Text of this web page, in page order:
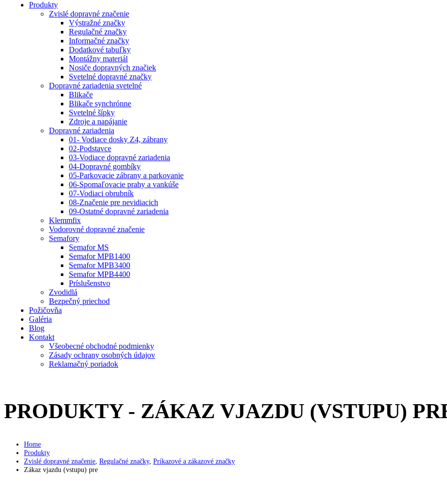
Produkty
Zvislé dopravné značenie
Výstražné značky
Regulačné značky
Informačné značky
Dodatkové tabuľky
Montážny materiál
Nosiče dopravných značiek
Svetelné dopravné značky
Dopravné zariadenia svetelné
Blikače
Blikače synchrónne
Svetelné šípky
Zdroje a napájanie
Dopravné zariadenia
01- Vodiace dosky Z4, zábrany
02-Podstavce
03-Vodiace dopravné zariadenia
04-Dopravné gombíky
05-Parkovacie zábrany a parkovanie
06-Spomaľovacie prahy a vankúše
07-Vodiaci obrubník
08-Značenie pre nevidiacich
09-Ostatné dopravné zariadenia
Klemmfix
Vodorovné dopravné značenie
Semafory
Semafor MS
Semafor MPB1400
Semafor MPB3400
Semafor MPB4400
Príslušenstvo
Zvodidlá
Bezpečný priechod
Požičovňa
Galéria
Blog
Kontakt
Všeobecné obchodné podmienky
Zásady ochrany osobných údajov
Reklamačný poriadok
PRODUKTY - ZÁKAZ VJAZDU (VSTUPU)
Home
Produkty
Zvislé dopravné značenie Regulačné značky, Príkazové a zákazové značky
Zákaz vjazdu (vstupu) pre